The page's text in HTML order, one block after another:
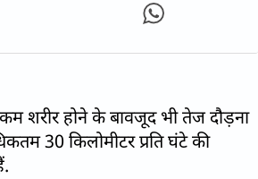
शरीर होने के बावजूद भी तेज दौड़ना
30 किलोमीटर प्रति घंटे की